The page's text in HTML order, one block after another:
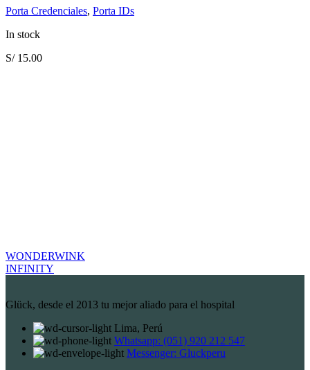
Porta Credenciales, Porta IDs
In stock
S/15.00
WONDERWINK
INFINITY
Glück, desde el 2013 tu mejor aliado para el hospital
Lima, Perú
Whatsapp: (051) 920 212 547
Messenger: Gluckperu